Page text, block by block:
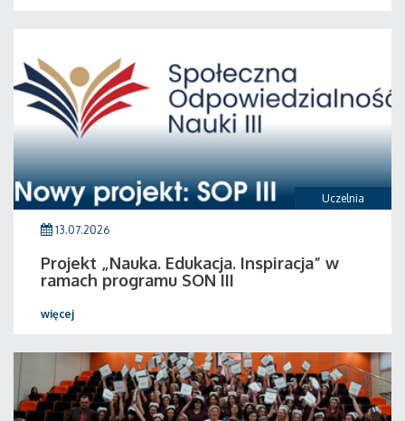
Uczelnia
13.07.2026
Projekt „Nauka. Edukacja. Inspiracja” w
ramach programu SON III
więcej